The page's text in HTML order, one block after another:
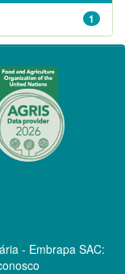
1
- Embrapa SAC: